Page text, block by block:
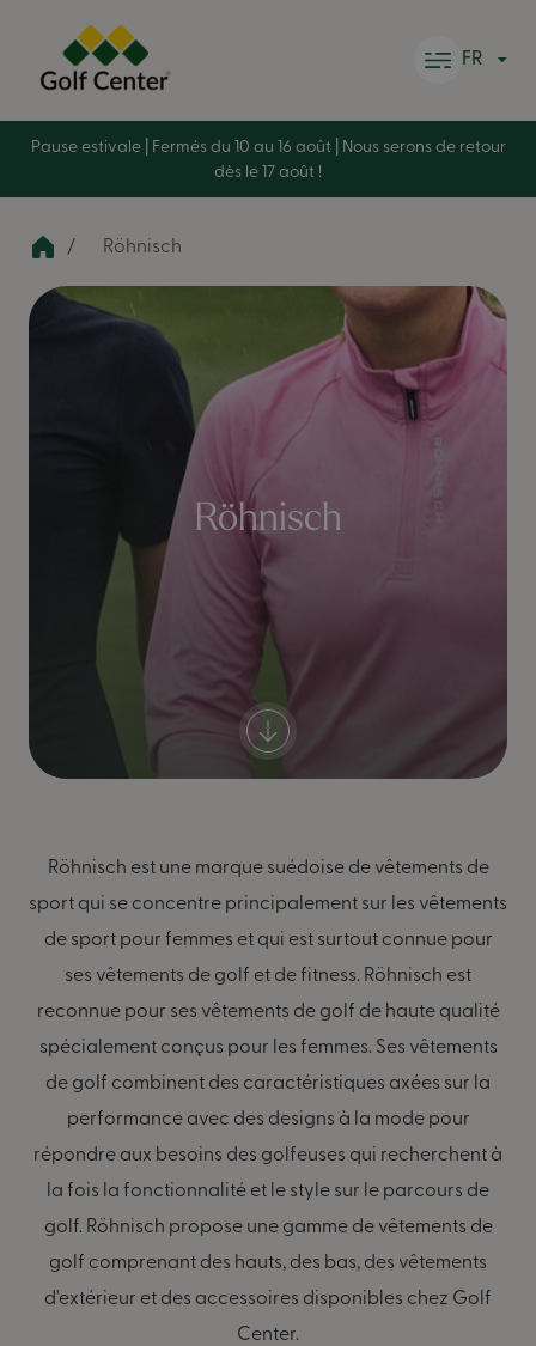
FR
Pause estivale | Fermés du 10 au 16 août | Nous serons de retour
dès le 17 août !
Röhnisch
Röhnisch
Röhnisch est une marque suédoise de vêtements de
sport qui se concentre principalement sur les vêtements
de sport pour femmes et qui est surtout connue pour
ses vêtements de golf et de fitness. Röhnisch est
reconnue pour ses vêtements de golf de haute qualité
spécialement conçus pour les femmes. Ses vêtements
de golf combinent des caractéristiques axées sur la
performance avec des designs à la mode pour
répondre aux besoins des golfeuses qui recherchent à
la fois la fonctionnalité et le style sur le parcours de
golf. Röhnisch propose une gamme de vêtements de
golf comprenant des hauts, des bas, des vêtements
d'extérieur et des accessoires disponibles chez Golf
Center.